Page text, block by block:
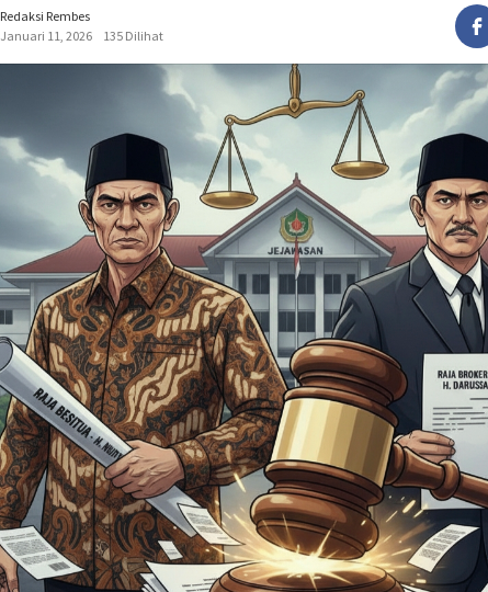
Redaksi Rembes
Januari 11, 2026
135 Dilihat